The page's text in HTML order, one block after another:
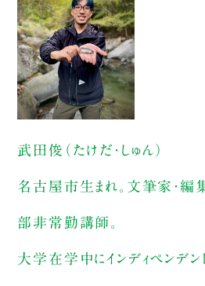
武田俊（たけだ・しゅん）
名古屋市生まれ。文筆家・編
部非常勤講師。
大学在学中にインディペンデン